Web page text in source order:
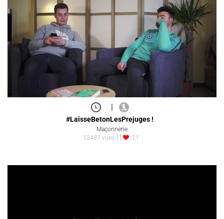
|
#LaisseBetonLesPrejuges !
Maçonnerie
12487 vues
21